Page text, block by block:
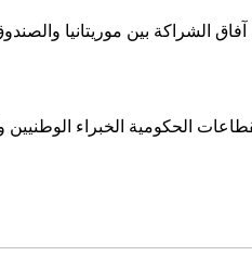
الشراكة بين موريتانيا